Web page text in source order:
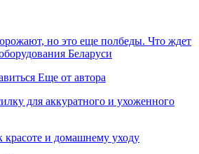
но это еще полбеды. Что ждет
Беларуси
Еще от автора
для аккуратного и ухоженного
и домашнему уходу